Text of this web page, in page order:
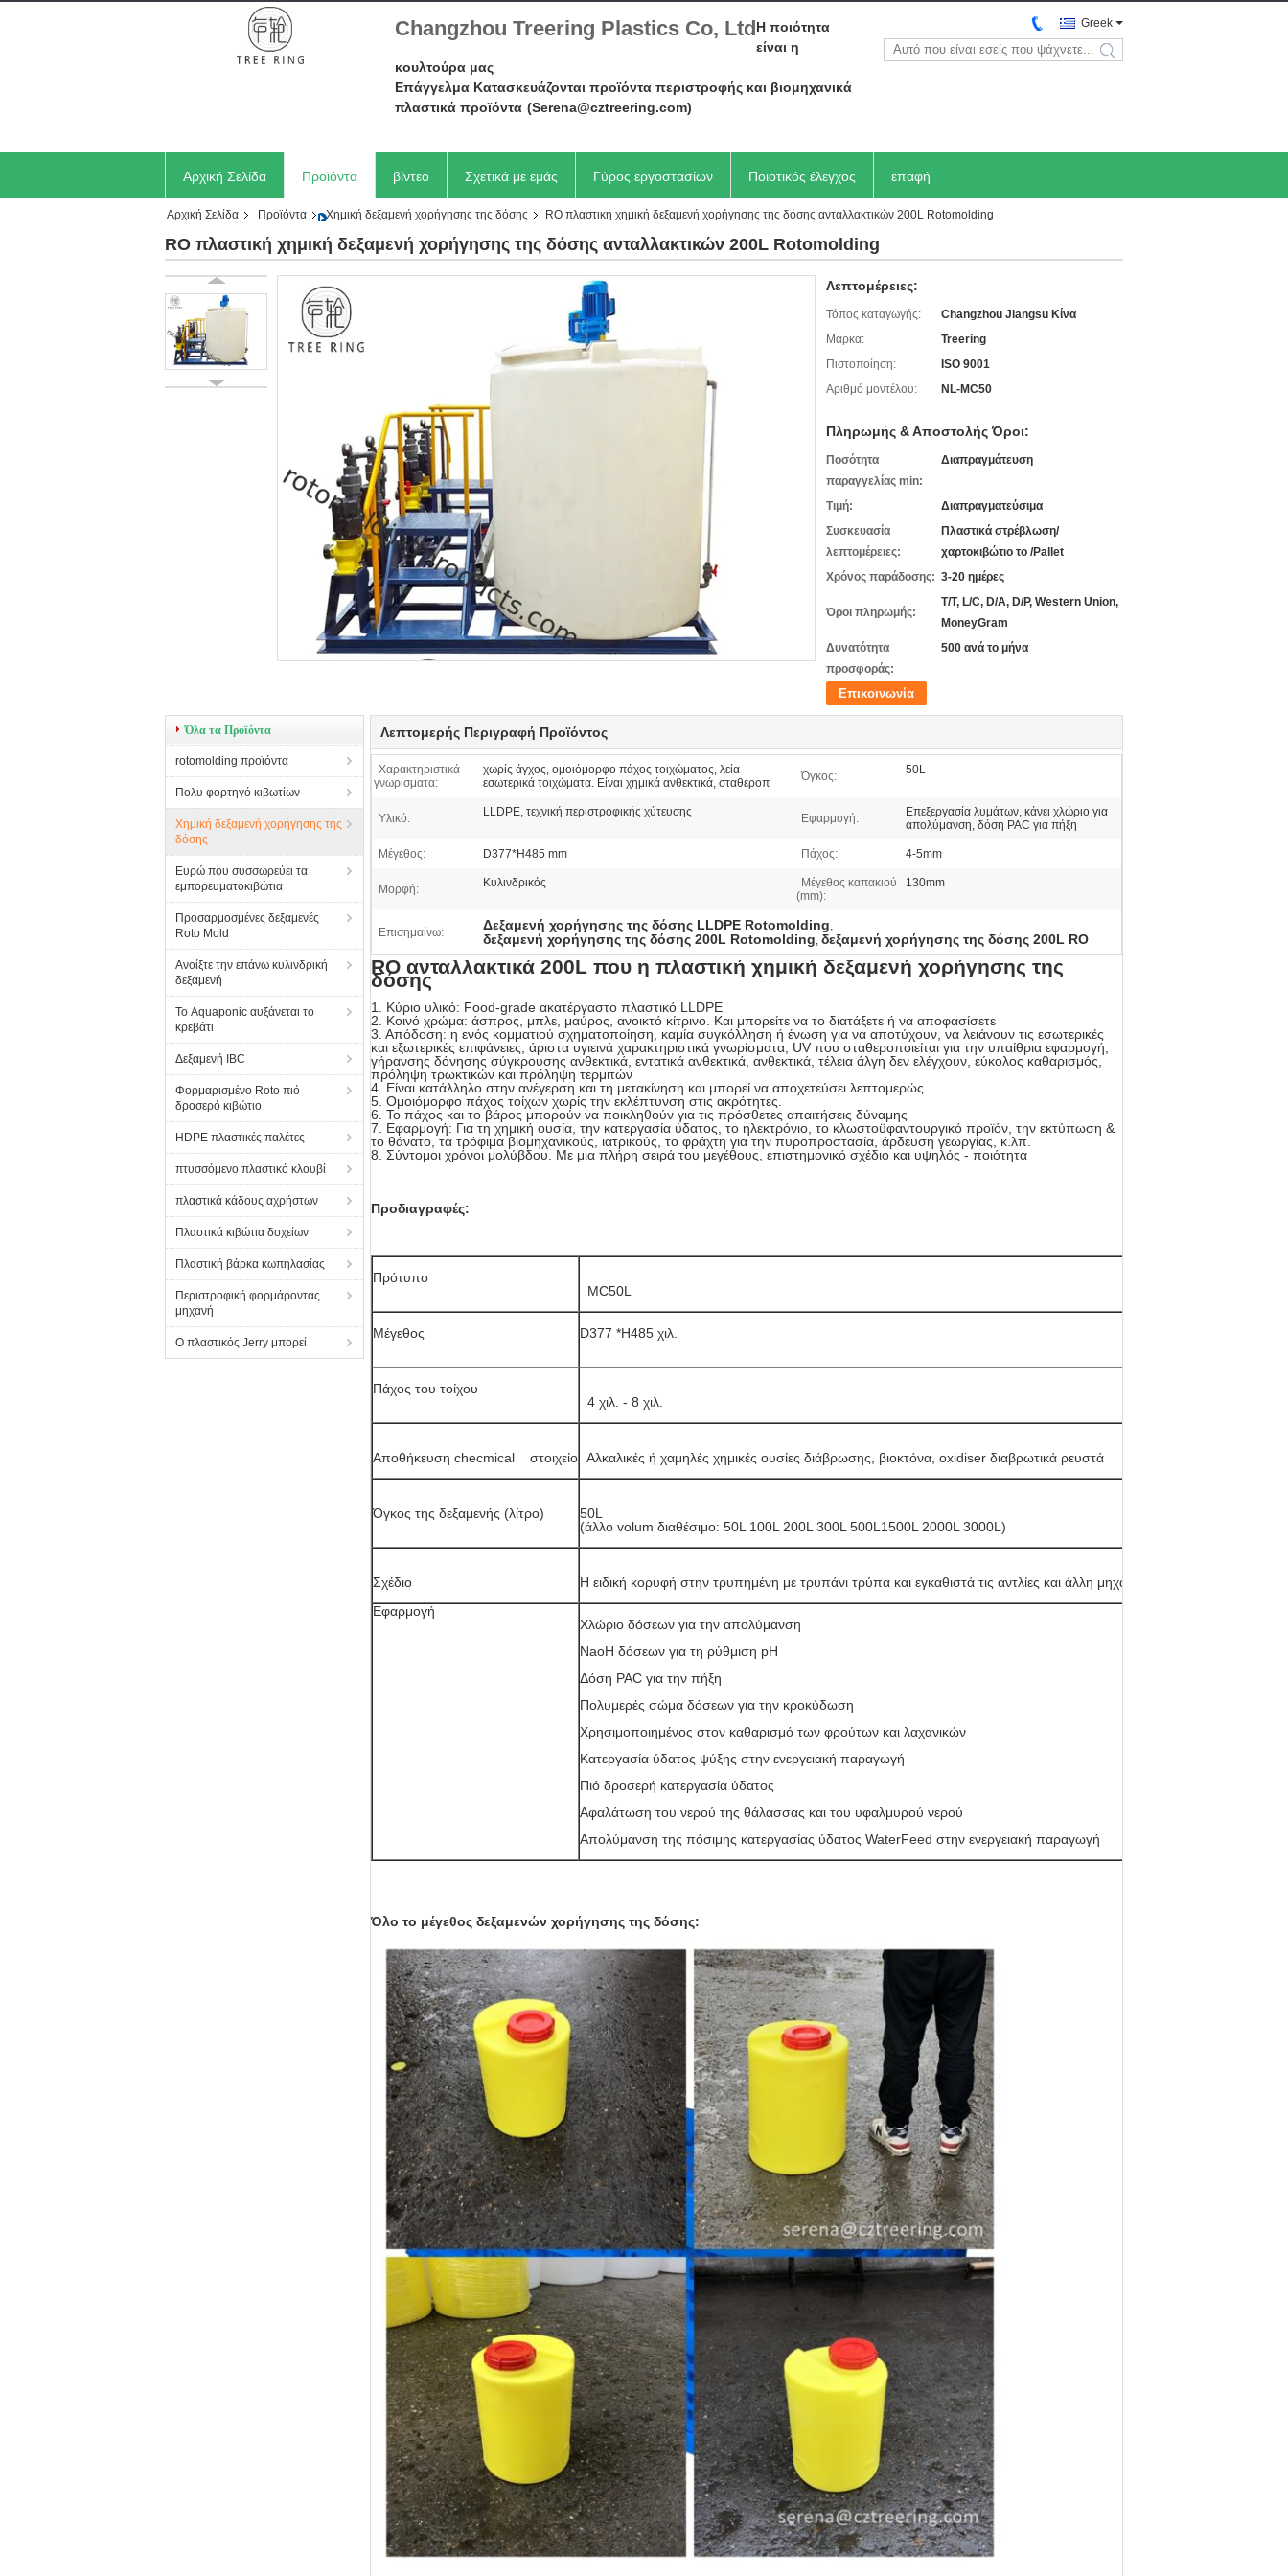
Changzhou Treering Plastics Co, LtdΗ ποιότητα
είναι η
κουλτούρα μας
Επάγγελμα Κατασκευάζονται προϊόντα περιστροφής και βιομηχανικά
πλαστικά προϊόντα (Serena@cztreering.com)
Greek
search
Αρχική Σελίδα Προϊόντα βίντεο Σχετικά με εμάς Γύρος εργοστασίων Ποιοτικός έλεγχος επαφή
Ζητήστε ένα απόσπασμα
Αρχική Σελίδα Προϊόντα Χημική δεξαμενή χορήγησης της δόσης RO πλαστική χημική δεξαμενή χορήγησης της δόσης ανταλλακτικών 200L Rotomolding
RO πλαστική χημική δεξαμενή χορήγησης της δόσης ανταλλακτικών 200L Rotomolding
Λεπτομέρειες:
Τόπος καταγωγής:
Changzhou Jiangsu Κίνα
Μάρκα:
Treering
Πιστοποίηση:
ISO 9001
Αριθμό μοντέλου:
NL-MC50
Πληρωμής & Αποστολής Όροι:
Ποσότητα
παραγγελίας min:
Διαπραγμάτευση
Τιμή:
Διαπραγματεύσιμα
Συσκευασία
λεπτομέρειες:
Πλαστικά στρέβλωση/
χαρτοκιβώτιο το /Pallet
Χρόνος παράδοσης: 3-20 ημέρες
Όροι πληρωμής:
T/T, L/C, D/A, D/P, Western Union,
MoneyGram
Δυνατότητα
προσφοράς:
500 ανά το μήνα
Επικοινωνία
Όλα τα Προϊόντα
rotomolding προϊόντα
Πολυ φορτηγό κιβωτίων
Χημική δεξαμενή χορήγησης της
δόσης
Ευρώ που συσσωρεύει τα
εμπορευματοκιβώτια
Προσαρμοσμένες δεξαμενές
Roto Mold
Ανοίξτε την επάνω κυλινδρική
δεξαμενή
Το Aquaponic αυξάνεται το
κρεβάτι
Δεξαμενή IBC
Φορμαρισμένο Roto πιό
δροσερό κιβώτιο
HDPE πλαστικές παλέτες
πτυσσόμενο πλαστικό κλουβί
πλαστικά κάδους αχρήστων
Πλαστικά κιβώτια δοχείων
Πλαστική βάρκα κωπηλασίας
Περιστροφική φορμάροντας
μηχανή
Ο πλαστικός Jerry μπορεί
Λεπτομερής Περιγραφή Προϊόντος
Χαρακτηριστικά
γνωρίσματα:
χωρίς άγχος, ομοιόμορφο πάχος τοιχώματος, λεία
εσωτερικά τοιχώματα. Είναι χημικά ανθεκτικά, σταθεροπ
Όγκος: 50L
Υλικό: LLDPE, τεχνική περιστροφικής χύτευσης Εφαρμογή:
Επεξεργασία λυμάτων, κάνει χλώριο για
απολύμανση, δόση PAC για πήξη
Μέγεθος: D377*H485 mm Πάχος: 4-5mm
Μορφή: Κυλινδρικός
Μέγεθος καπακιού
(mm):
130mm
Επισημαίνω: Δεξαμενή χορήγησης της δόσης LLDPE Rotomolding,
δεξαμενή χορήγησης της δόσης 200L Rotomolding, δεξαμενή χορήγησης της δόσης 200L RO
RO ανταλλακτικά 200L που η πλαστική χημική δεξαμενή χορήγησης της
δόσης
1. Κύριο υλικό: Food-grade ακατέργαστο πλαστικό LLDPE
2. Κοινό χρώμα: άσπρος, μπλε, μαύρος, ανοικτό κίτρινο. Και μπορείτε να το διατάξετε ή να αποφασίσετε
3. Απόδοση: η ενός κομματιού σχηματοποίηση, καμία συγκόλληση ή ένωση για να αποτύχουν, να λειάνουν τις εσωτερικές
και εξωτερικές επιφάνειες, άριστα υγιεινά χαρακτηριστικά γνωρίσματα, UV που σταθεροποιείται για την υπαίθρια εφαρμογή,
γήρανσης δόνησης σύγκρουσης ανθεκτικά, εντατικά ανθεκτικά, ανθεκτικά, τέλεια άλγη δεν ελέγχουν, εύκολος καθαρισμός,
πρόληψη τρωκτικών και πρόληψη τερμιτών
4. Είναι κατάλληλο στην ανέγερση και τη μετακίνηση και μπορεί να αποχετεύσει λεπτομερώς
5. Ομοιόμορφο πάχος τοίχων χωρίς την εκλέπτυνση στις ακρότητες.
6. Το πάχος και το βάρος μπορούν να ποικληθούν για τις πρόσθετες απαιτήσεις δύναμης
7. Εφαρμογή: Για τη χημική ουσία, την κατεργασία ύδατος, το ηλεκτρόνιο, το κλωστοϋφαντουργικό προϊόν, την εκτύπωση &
το θάνατο, τα τρόφιμα βιομηχανικούς, ιατρικούς, το φράχτη για την πυροπροστασία, άρδευση γεωργίας, κ.λπ.
8. Σύντομοι χρόνοι μολύβδου. Με μια πλήρη σειρά του μεγέθους, επιστημονικό σχέδιο και υψηλός - ποιότητα
Προδιαγραφές:
Πρότυπο
  MC50L
Μέγεθος D377 *H485 χιλ.
Πάχος του τοίχου
  4 χιλ. - 8 χιλ.
Αποθήκευση checmical    στοιχείο
  Αλκαλικές ή χαμηλές χημικές ουσίες διάβρωσης, βιοκτόνα, oxidiser διαβρωτικά ρευστά
Όγκος της δεξαμενής (λίτρο)
50L
(άλλο volum διαθέσιμο: 50L 100L 200L 300L 500L1500L 2000L 3000L)
Σχέδιο
Η ειδική κορυφή στην τρυπημένη με τρυπάνι τρύπα και εγκαθιστά τις αντλίες και άλλη μηχανή
Εφαρμογή
Χλώριο δόσεων για την απολύμανση
NaoH δόσεων για τη ρύθμιση pH
Δόση PAC για την πήξη
Πολυμερές σώμα δόσεων για την κροκύδωση
Χρησιμοποιημένος στον καθαρισμό των φρούτων και λαχανικών
Κατεργασία ύδατος ψύξης στην ενεργειακή παραγωγή
Πιό δροσερή κατεργασία ύδατος
Αφαλάτωση του νερού της θάλασσας και του υφαλμυρού νερού
Απολύμανση της πόσιμης κατεργασίας ύδατος WaterFeed στην ενεργειακή παραγωγή
Όλο το μέγεθος δεξαμενών χορήγησης της δόσης: